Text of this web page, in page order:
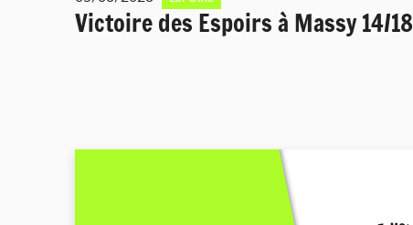
Victoire des Espoirs à Massy 14/18